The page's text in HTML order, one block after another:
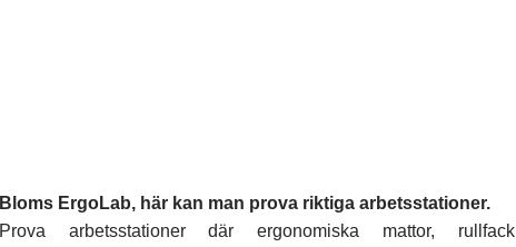
Bloms ErgoLab, här kan man prova riktiga arbetsstationer.
Prova arbetsstationer där ergonomiska mattor, rullfack